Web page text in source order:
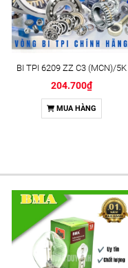
BI TPI 6209 ZZ C3 (MCN)/5K
204.700₫
MUA HÀNG